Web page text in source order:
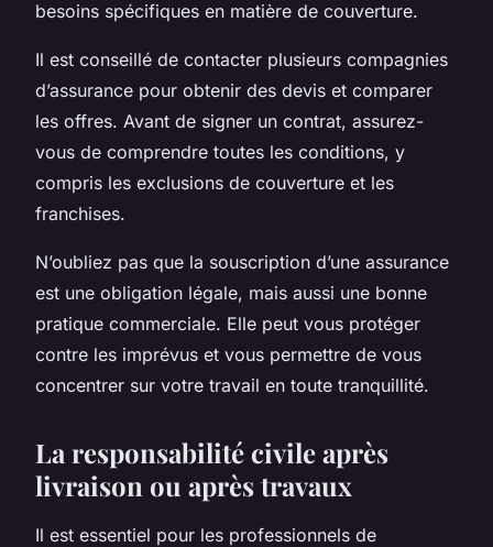
besoins spécifiques en matière de couverture.
Il est conseillé de contacter plusieurs compagnies
d’assurance pour obtenir des devis et comparer
les offres. Avant de signer un contrat, assurez-
vous de comprendre toutes les conditions, y
compris les exclusions de couverture et les
franchises.
N’oubliez pas que la souscription d’une assurance
est une obligation légale, mais aussi une bonne
pratique commerciale. Elle peut vous protéger
contre les imprévus et vous permettre de vous
concentrer sur votre travail en toute tranquillité.
La responsabilité civile après
livraison ou après travaux
Il est essentiel pour les professionnels de